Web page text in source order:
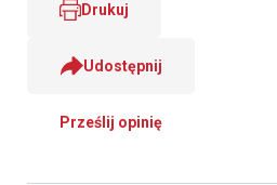
Drukuj
Udostępnij
Prześlij opinię